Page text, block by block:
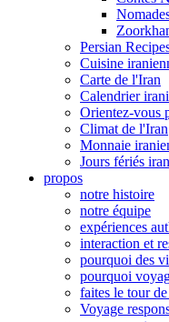
Persian
Cuisine
Carte de l'Iran
Calendrier
Orientez-vous
Climat de l'Iran
Monnaie
Jours fériés
propos
notre histoire
notre équipe
expériences
interaction et
pourquoi des
pourquoi
faites le tour
Voyage